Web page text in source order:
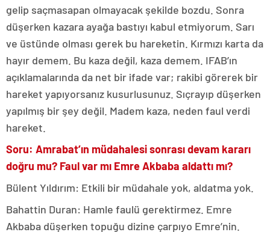
gelip saçmasapan olmayacak şekilde bozdu. Sonra
düşerken kazara ayağa bastıyı kabul etmiyorum. Sarı
ve üstünde olması gerek bu hareketin. Kırmızı karta da
hayır demem. Bu kaza değil, kaza demem. IFAB’ın
açıklamalarında da net bir ifade var; rakibi görerek bir
hareket yapıyorsanız kusurlusunuz. Sıçrayıp düşerken
yapılmış bir şey değil. Madem kaza, neden faul verdi
hareket.
Soru: Amrabat’ın müdahalesi sonrası devam kararı
doğru mu? Faul var mı Emre Akbaba aldattı mı?
Bülent Yıldırım: Etkili bir müdahale yok, aldatma yok.
Bahattin Duran: Hamle faulü gerektirmez. Emre
Akbaba düşerken topuğu dizine çarpıyo Emre’nin.